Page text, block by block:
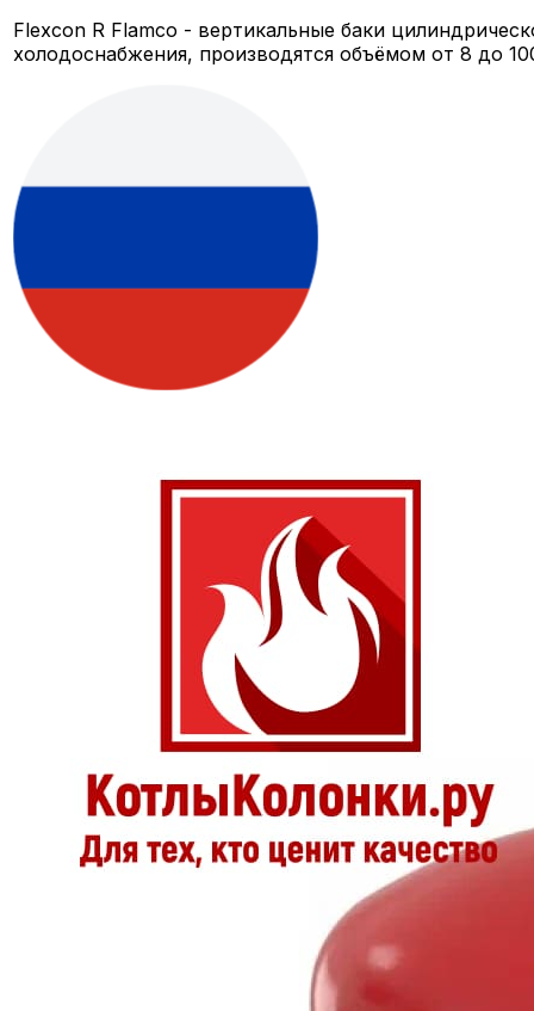
Flexcon R Flamco - вертикальные баки
холодоснабжения, производятся объёмом от 8 до